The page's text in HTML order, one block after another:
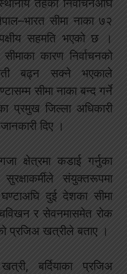
तहको निर्वाचनअघि
सीमा नाका ७२
सहमति भएको छ ।
कारण निर्वाचनको
बढ्न सक्ने भएकाले
सीमा नाका बन्द गर्ने
प्रमुख जिल्ला अधिकारी
दिए ।
क्षेत्रमा कडाई गर्नुका
संयुक्तरूपमा
दुई देशका सीमा
र सेवनमासमेत रोक
प्रजिअ खत्रीले बताए ।
बर्दियाका प्रजिअ